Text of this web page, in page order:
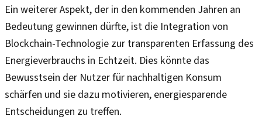
Ein weiterer Aspekt, der in den kommenden Jahren an
Bedeutung gewinnen dürfte, ist die Integration von
Blockchain-Technologie zur transparenten Erfassung des
Energieverbrauchs in Echtzeit. Dies könnte das
Bewusstsein der Nutzer für nachhaltigen Konsum
schärfen und sie dazu motivieren, energiesparende
Entscheidungen zu treffen.